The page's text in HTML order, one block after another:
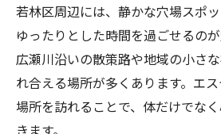
地元で叶える心と体の上質リ
エステ洞察が導く心身
若林区で始める上質な癒
エステ体験で叶える心と
若林区周辺には、静かな穴場スポッ
ゆったりとした時間を過ごせるのが
広瀬川沿いの散策路や地域の小さ
れ合える場所が多くあります。エ
場所を訪れることで、体だけでな
きます。